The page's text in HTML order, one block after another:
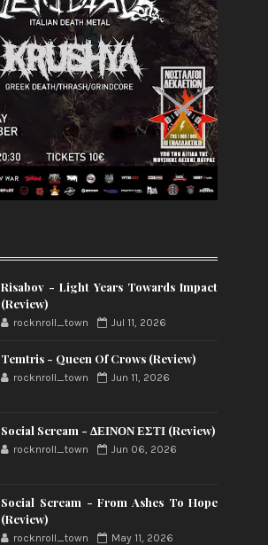
Risabov - Light Years Towards Impact
(Review)
rocknroll_town Jul 11, 2026
Temtris - Queen Of Crows (Review)
rocknroll_town Jun 11, 2026
Social Scream - ΔΕΙΝΟΝ ΕΣΤΙ (Review)
rocknroll_town Jun 06, 2026
Social Scream - From Ashes To Hope
(Review)
rocknroll_town May 11, 2026